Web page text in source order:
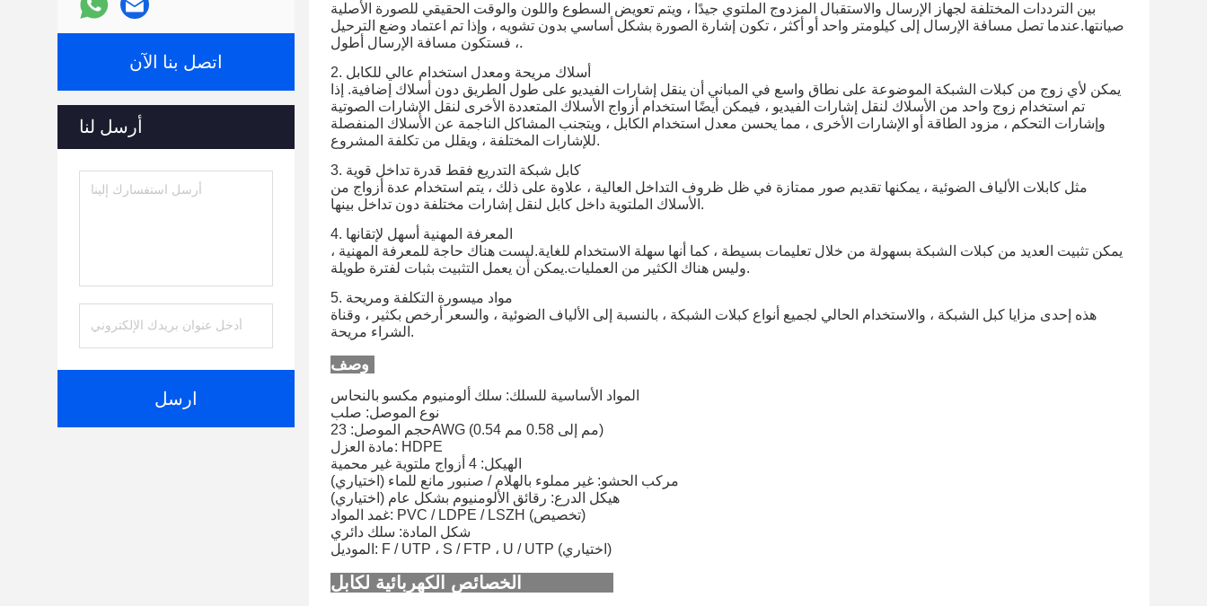
اتصل بنا الآن
أرسل لنا
ارسل
بين الترددات المختلفة لجهاز الإرسال والاستقبال المزدوج الملتوي جيدًا ، ويتم تعويض السطوع واللون والوقت الحقيقي للصورة الأصلية
صيانتها.عندما تصل مسافة الإرسال إلى كيلومتر واحد أو أكثر ، تكون إشارة الصورة بشكل أساسي بدون تشويه ، وإذا تم اعتماد وضع الترحيل
، فستكون مسافة الإرسال أطول.
2. أسلاك مريحة ومعدل استخدام عالي للكابل
يمكن لأي زوج من كبلات الشبكة الموضوعة على نطاق واسع في المباني أن ينقل إشارات الفيديو على طول الطريق دون أسلاك إضافية. إذا
تم استخدام زوج واحد من الأسلاك لنقل إشارات الفيديو ، فيمكن أيضًا استخدام أزواج الأسلاك المتعددة الأخرى لنقل الإشارات الصوتية
وإشارات التحكم ، مزود الطاقة أو الإشارات الأخرى ، مما يحسن معدل استخدام الكابل ، ويتجنب المشاكل الناجمة عن الأسلاك المنفصلة
للإشارات المختلفة ، ويقلل من تكلفة المشروع.
3. كابل شبكة التدريع فقط قدرة تداخل قوية
مثل كابلات الألياف الضوئية ، يمكنها تقديم صور ممتازة في ظل ظروف التداخل العالية ، علاوة على ذلك ، يتم استخدام عدة أزواج من
الأسلاك الملتوية داخل كابل لنقل إشارات مختلفة دون تداخل بينها.
4. المعرفة المهنية أسهل لإتقانها
يمكن تثبيت العديد من كبلات الشبكة بسهولة من خلال تعليمات بسيطة ، كما أنها سهلة الاستخدام للغاية.ليست هناك حاجة للمعرفة المهنية ،
وليس هناك الكثير من العمليات.يمكن أن يعمل التثبيت بثبات لفترة طويلة.
5. مواد ميسورة التكلفة ومريحة
هذه إحدى مزايا كبل الشبكة ، والاستخدام الحالي لجميع أنواع كبلات الشبكة ، بالنسبة إلى الألياف الضوئية ، والسعر أرخص بكثير ، وقناة
الشراء مريحة.
المواد الأساسية للسلك: سلك ألومنيوم مكسو بالنحاس
نوع الموصل: صلب
حجم الموصل: 23AWG (0.54 مم إلى 0.58 مم)
مادة العزل: HDPE
الهيكل: 4 أزواج ملتوية غير محمية
مركب الحشو: غير مملوء بالهلام / صنبور مانع للماء (اختياري)
هيكل الدرع: رقائق الألومنيوم بشكل عام (اختياري)
غمد المواد: PVC / LDPE / LSZH (تخصيص)
شكل المادة: سلك دائري
الموديل: F / UTP ، S / FTP ، U / UTP (اختياري)